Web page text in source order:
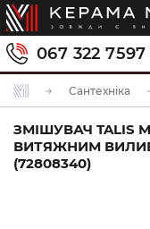
067 322 7597
Сантехніка
ЗМІШУВАЧ TALIS
ВИТЯЖНИМ
(72808340)